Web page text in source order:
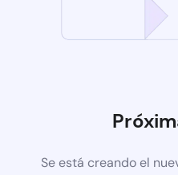
Se está creando el